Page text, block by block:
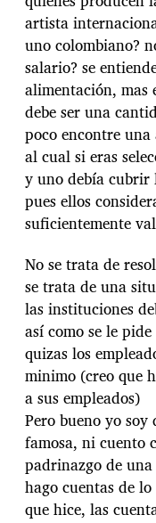
artista
uno colombiano?
salario? se
alimentación, mas
debe ser una
poco encontre
al cual si eras
y uno debía
pues ellos
suficientemente
No se trata de
se trata de una
las instituciones
así como se le
quizas los
minimo (creo que
a sus empleados)
Pero bueno yo
famosa, ni cuento
padrinazgo de
hago cuentas de
que hice, las